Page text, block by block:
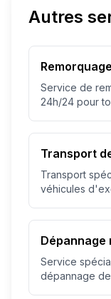
Autres
Service de
24h/24 pour
Transport
Transport
véhicules
Dépannage
Service
dépannage